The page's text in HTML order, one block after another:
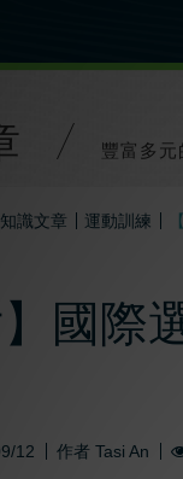
豐富多
知識文章 運動訓練
】國際
12 作者 Tasi An